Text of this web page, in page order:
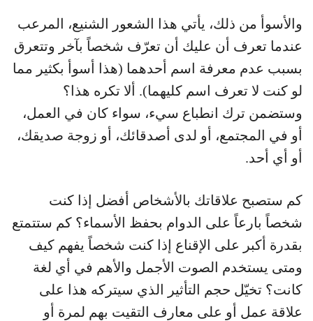
والأسوأ من ذلك، يأتي هذا الشعور الشنيع، المرعب
عندما تعرف أن عليك أن تعرّف شخصاً بآخر وتتعرق
بسبب عدم معرفة اسم أحدهما (هذا أسوأ بكثير مما
لو كنت لا تعرف اسم كليهما). ألا تكره هذا؟
وستضمن ترك انطباع سيء، سواء كان في العمل،
أو في المجتمع، أو لدى أصدقائك، أو زوجة صديقك،
أو أي أحد.
كم ستصبح علاقاتك بالأشخاص أفضل إذا كنت
شخصاً بارعاً على الدوام بحفظ الأسماء؟ كم ستتمتع
بقدرة أكبر على الإقناع إذا كنت شخصاً يفهم كيف
ومتى يستخدم الصوت الأجمل والأهم في أي لغة
كانت؟ تخيّل حجم التأثير الذي سيتركه هذا على
علاقة عمل أو على معارف التقيت بهم لمرة أو